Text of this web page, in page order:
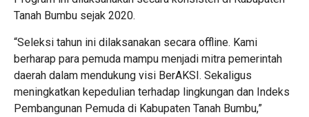
Tanah Bumbu sejak 2020.
“Seleksi tahun ini dilaksanakan secara offline. Kami
berharap para pemuda mampu menjadi mitra pemerintah
daerah dalam mendukung visi BerAKSI. Sekaligus
meningkatkan kepedulian terhadap lingkungan dan Indeks
Pembangunan Pemuda di Kabupaten Tanah Bumbu,”